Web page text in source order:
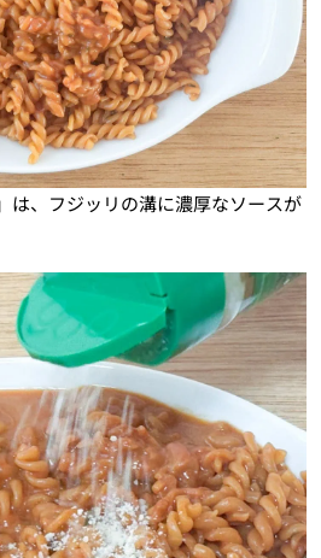
は、フジッリの溝に濃厚なソースが